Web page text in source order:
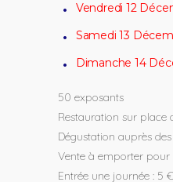
Vendredi 12
Samedi 13
Dimanche 14
50 exposants
Restauration sur place
Dégustation auprès
Vente à emporter pour
Entrée une journée : 5 €